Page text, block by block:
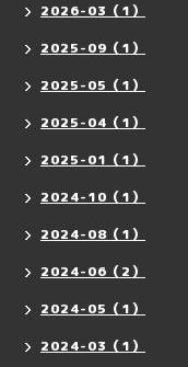
2026-03（1）
2025-09（1）
2025-05（1）
2025-04（1）
2025-01（1）
2024-10（1）
2024-08（1）
2024-06（2）
2024-05（1）
2024-03（1）